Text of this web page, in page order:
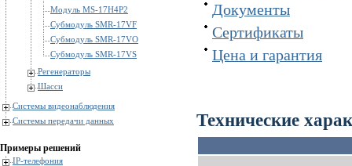
Модуль MS-17H4P2
Субмодуль SMR-17VF
Субмодуль SMR-17VO
Субмодуль SMR-17VS
Регенераторы
Шасси
Системы видеонаблюдения
Системы передачи данных
Примеры решений
IP-телефония
Документы
Сертификаты
Цена и гарантия
Технические